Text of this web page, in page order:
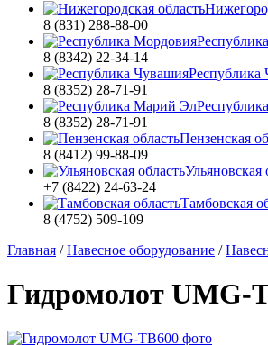
8 (831) 288-88-00
8 (8342) 22-34-14
Республика
8 (8352) 28-71-91
8 (8352) 28-71-91
Пензенская
8 (8412) 99-88-09
Ульяновская
+7 (8422) 24-63-24
Тамбовская
8 (4752) 509-109
Главная /Навесное оборудование /
Гидромолот UMG-